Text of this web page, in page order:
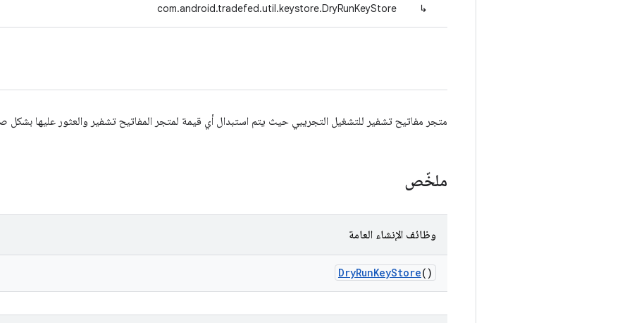
↳
com.android.tradefed.util.keystore.DryRunKeyStore
متجر مفاتيح تشفير للتشغيل التجريبي حيث يتم استبدال أي قيمة لمتجر المفاتيح تشفير والعثور عليها
ملخّص
وظائف الإنشاء العامة
DryRunKeyStore()